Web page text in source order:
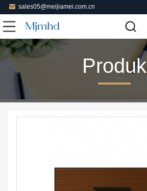
sales05@meijiamei.com.cn
Produk